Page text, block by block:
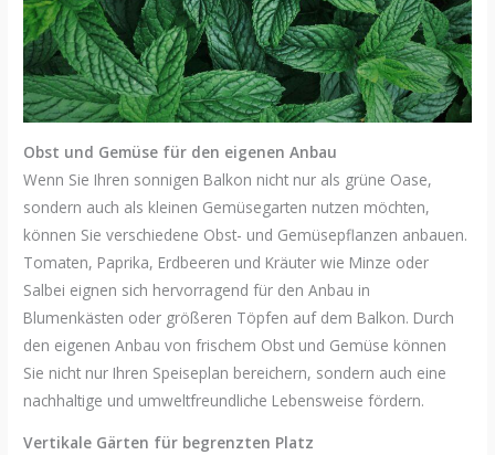
Obst und Gemüse für den eigenen Anbau
Wenn Sie Ihren sonnigen Balkon nicht nur als grüne Oase,
sondern auch als kleinen Gemüsegarten nutzen möchten,
können Sie verschiedene Obst- und Gemüsepflanzen anbauen.
Tomaten, Paprika, Erdbeeren und Kräuter wie Minze oder
Salbei eignen sich hervorragend für den Anbau in
Blumenkästen oder größeren Töpfen auf dem Balkon. Durch
den eigenen Anbau von frischem Obst und Gemüse können
Sie nicht nur Ihren Speiseplan bereichern, sondern auch eine
nachhaltige und umweltfreundliche Lebensweise fördern.
Vertikale Gärten für begrenzten Platz